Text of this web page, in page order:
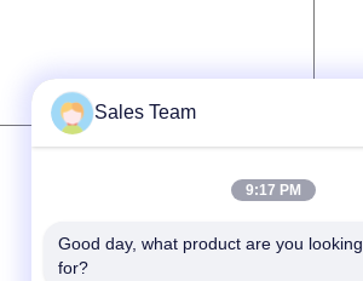
Sales Team
9:17 PM
Good day, what product are you looking
for?